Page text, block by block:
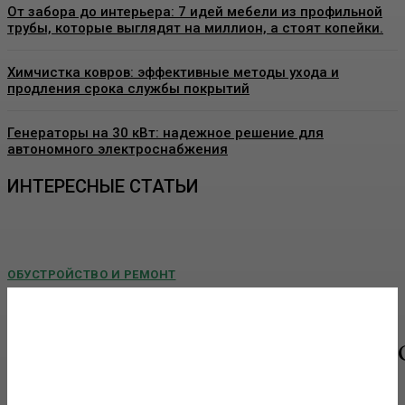
От забора до интерьера: 7 идей мебели из профильной
трубы, которые выглядят на миллион, а стоят копейки.
Химчистка ковров: эффективные методы ухода и
продления срока службы покрытий
Генераторы на 30 кВт: надежное решение для
автономного электроснабжения
ИНТЕРЕСНЫЕ СТАТЬИ
ОБУСТРОЙСТВО И РЕМОНТ